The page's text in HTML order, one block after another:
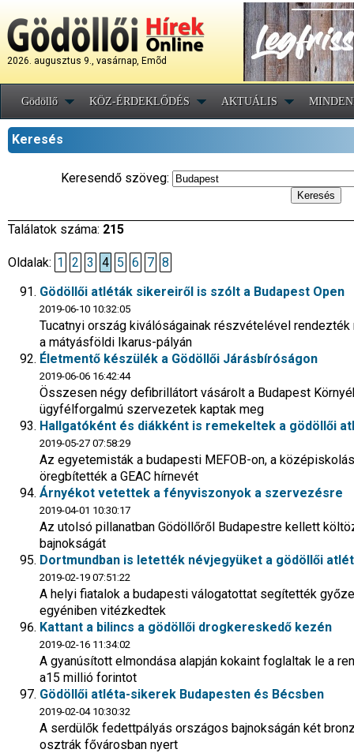
2026. augusztus 9., vasárnap, Emõd
Gödöllő KÖZ-ÉRDEKLŐDÉS AKTUÁLIS
Keresés
Keresendő szöveg:
Találatok száma: 215
Oldalak: 1 2 3 4 5 6 7 8
Gödöllői atléták sikereiről is szólt a Budapest Open
2019-06-10 10:32:05
Tucatnyi ország kiválóságainak részvételével
a mátyásföldi Ikarus-pályán
Életmentő készülék a Gödöllői Járásbíróságon
2019-06-06 16:42:44
Összesen négy defibrillátort vásárolt a Budapest
ügyfélforgalmú szervezetek kaptak meg
Hallgatóként és diákként is remekeltek a gödöllői
2019-05-27 07:58:29
Az egyetemisták a budapesti MEFOB-on, a
öregbítették a GEAC hírnevét
Árnyékot vetettek a fényviszonyok a szervezésre
2019-04-01 10:30:17
Az utolsó pillanatban Gödöllőről Budapestre kellett
bajnokságát
Dortmundban is letették névjegyüket a gödöllői
2019-02-19 07:51:22
A helyi fiatalok a budapesti válogatottat segítették
egyéniben vitézkedtek
Kattant a bilincs a gödöllői drogkereskedő kezén
2019-02-16 11:34:02
A gyanúsított elmondása alapján kokaint foglaltak le a
a15 millió forintot
Gödöllői atléta-sikerek Budapesten és Bécsben
2019-02-04 10:30:32
A serdülők fedettpályás országos bajnokságán két
osztrák fővárosban nyert